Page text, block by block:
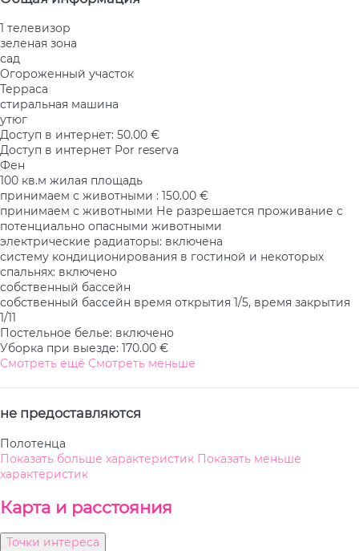
1 телевизор
зеленая зона
сад
Oгороженный участок
Терраса
стиральная машина
утюг
Доступ в интернет: 50.00 €
Доступ в интернет Por reserva
Фен
100 кв.м жилая площадь
принимаем с животными : 150.00 €
принимаем с животными Не разрешается проживание с
потенциально опасными животными
электрические радиаторы: включена
систему кондиционирования в гостиной и некоторых
спальнях: включено
собственный бассейн
собственный бассейн время открытия 1/5, время закрытия
1/11
Постельное белье: включено
Уборка при выезде: 170.00 €
Смотреть ещё Смотреть меньше
не предоставляются
Полотенца
Показать больше характеристик Показать меньше
характеристик
Карта и pасстояния
Точки интереса